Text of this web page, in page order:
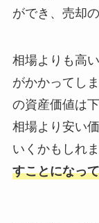
ができ、売却
相場よりも高
がかかってし
の資産価値は
相場より安い
いくかもしれま
すことになっ